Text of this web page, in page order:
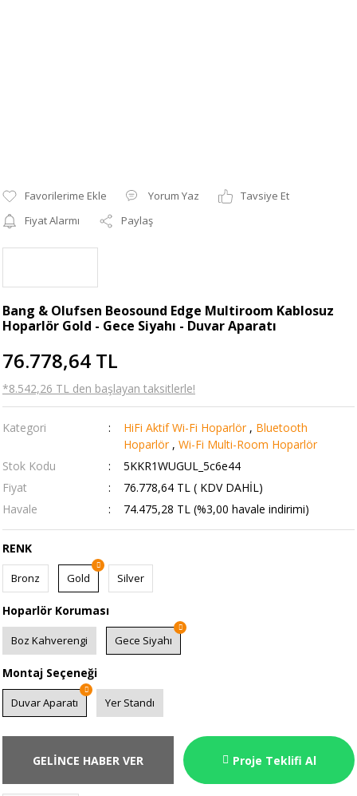
Yorum Yaz
Tavsiye Et
Fiyat Alarmı
Paylaş
Bang & Olufsen Beosound Edge Multiroom Kablosuz
Hoparlör Gold - Gece Siyahı - Duvar Aparatı
76.778,64 TL
*8.542,26 TL den başlayan taksitlerle!
Kategori HiFi Aktif Wi-Fi Hoparlör , Bluetooth
Hoparlör , Wi-Fi Multi-Room Hoparlör
Stok Kodu
5KKR1WUGUL_5c6e44
Fiyat
76.778,64 TL ( KDV DAHİL)
Havale
74.475,28 TL (%3,00 havale indirimi)
RENK
Bronz Gold Silver
Hoparlör Koruması
Boz Kahverengi Gece Siyahı
Montaj Seçeneği
Duvar Aparatı Yer Standı
GELİNCE HABER VER Proje Teklifi Al